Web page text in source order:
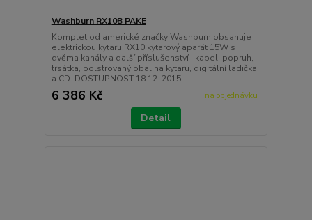
Washburn RX10B PAKE
Komplet od americké značky Washburn obsahuje
elektrickou kytaru RX10,kytarový aparát 15W s
dvěma kanály a další příslušenství : kabel, popruh,
trsátka, polstrovaný obal na kytaru, digitální ladička
a CD. DOSTUPNOST 18.12. 2015.
6 386 Kč na objednávku
Detail